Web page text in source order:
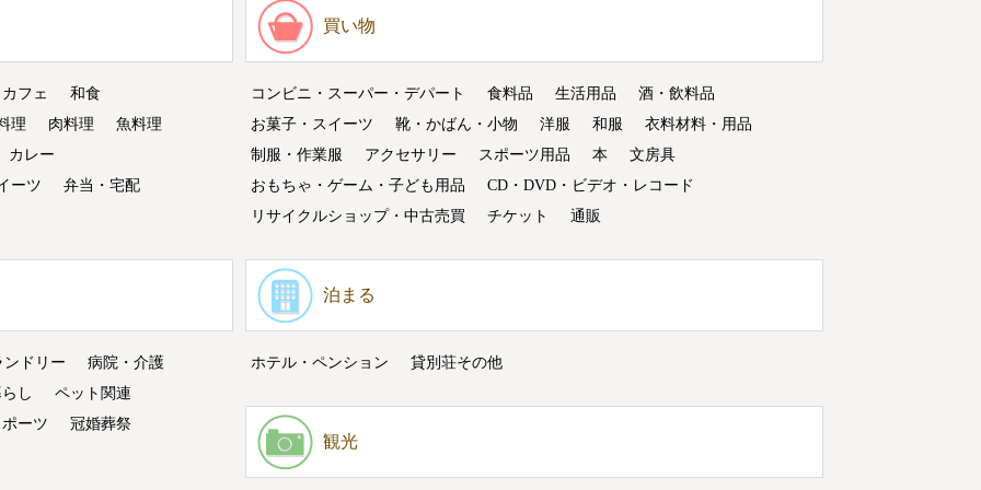
フェ
和食
理
肉料理
魚料理
カレー
ーツ
弁当・宅配
買い物
コンビニ・スーパー・デパート 食料品 生活用品
酒・飲料品
お菓子・スイーツ
靴・かばん・小物 洋服 和服
衣料材料・用品
制服・作業服
アクセサリー スポーツ用品 本
文房具
おもちゃ・ゲーム・子ども用品
CD・DVD・ビデオ・レコード
リサイクルショップ・中古売買
チケット 通販
ドリー
病院・介護
し
ペット関連
ーツ
冠婚葬祭
泊まる
ホテル・ペンション 貸別荘その他
観光